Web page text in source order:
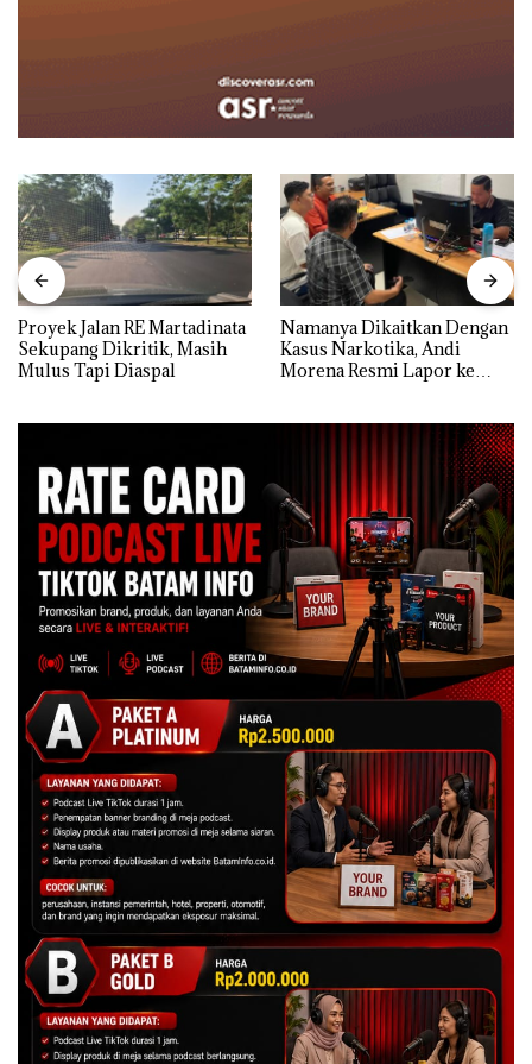
Proyek Jalan RE Martadinata
Sekupang Dikritik, Masih
Mulus Tapi Diaspal
Namanya Dikaitkan Dengan
Kasus Narkotika, Andi
Morena Resmi Lapor ke